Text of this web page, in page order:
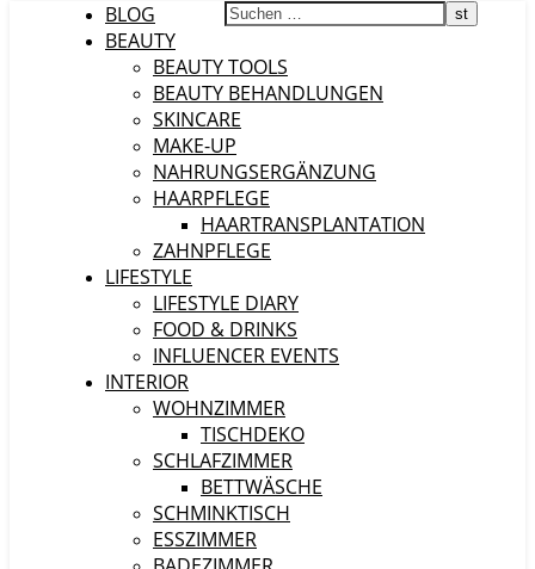
BLOG
BEAUTY
BEAUTY TOOLS
BEAUTY BEHANDLUNGEN
SKINCARE
MAKE-UP
NAHRUNGSERGÄNZUNG
HAARPFLEGE
HAARTRANSPLANTATION
ZAHNPFLEGE
LIFESTYLE
LIFESTYLE DIARY
FOOD & DRINKS
INFLUENCER EVENTS
INTERIOR
WOHNZIMMER
TISCHDEKO
SCHLAFZIMMER
BETTWÄSCHE
SCHMINKTISCH
ESSZIMMER